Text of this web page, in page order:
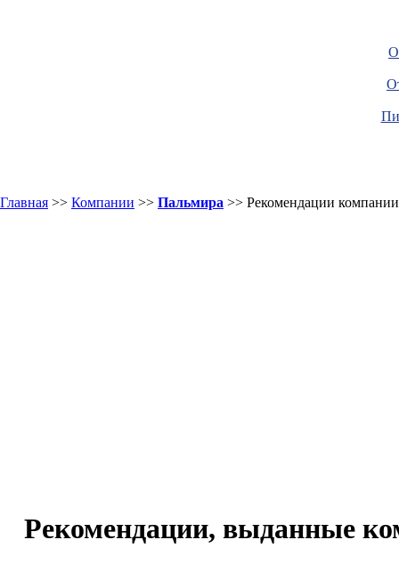
Главная >> Компании >> Пальмира >> Рекомендации компании
Рекомендации, выданные